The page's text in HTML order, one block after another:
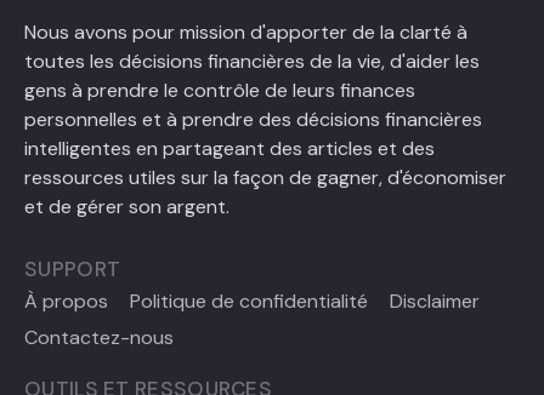
Nous avons pour mission d'apporter de la clarté à
toutes les décisions financières de la vie, d'aider les
gens à prendre le contrôle de leurs finances
personnelles et à prendre des décisions financières
intelligentes en partageant des articles et des
ressources utiles sur la façon de gagner, d'économiser
et de gérer son argent.
SUPPORT
À propos Politique de confidentialité
Disclaimer
Contactez-nous
OUTILS ET RESSOURCES